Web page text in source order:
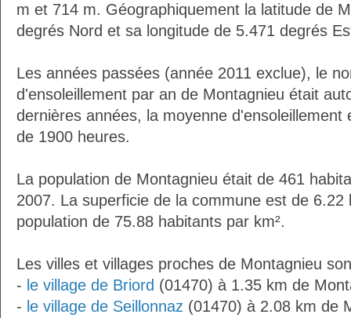
m et 714 m. Géographiquement la latitude de
degrés Nord et sa longitude de 5.471 degrés
Les années passées (année 2011 exclue), le
d'ensoleillement par an de Montagnieu était
dernières années, la moyenne d'ensoleillement
de 1900 heures.
La population de Montagnieu était de 461
2007. La superficie de la commune est de 6.22
population de 75.88 habitants par km².
Les villes et villages proches de Montagnieu
- le village de Briord (01470) à 1.35 km de
- le village de Seillonnaz (01470) à 2.08 km de